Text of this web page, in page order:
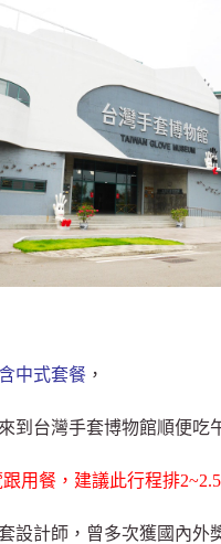
中式套餐 ，
到台灣手套博物館順便吃
用餐，建議此行程排
設計師，曾多次獲國內外